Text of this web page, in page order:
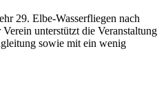
29. Elbe-Wasserfliegen nach
unterstützt die Veranstaltung
sowie mit ein wenig